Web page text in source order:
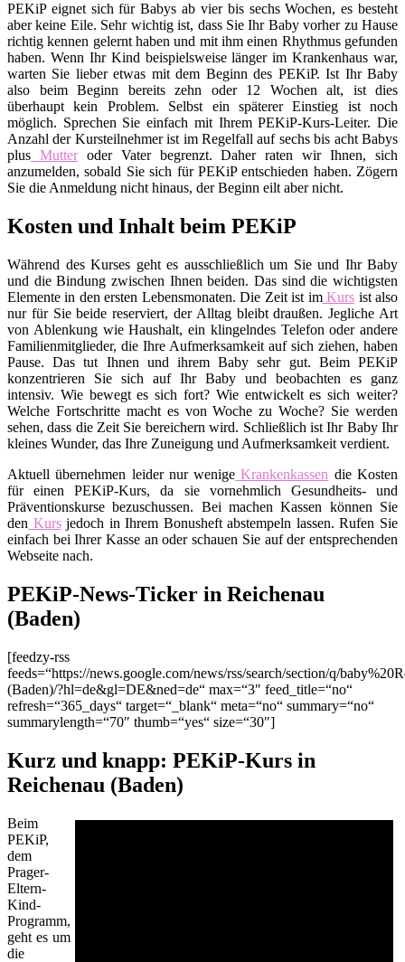
PEKiP eignet sich für Babys ab vier bis sechs Wochen, es besteht
aber keine Eile. Sehr wichtig ist, dass Sie Ihr Baby vorher zu Hause
richtig kennen gelernt haben und mit ihm einen Rhythmus gefunden
haben. Wenn Ihr Kind beispielsweise länger im Krankenhaus war,
warten Sie lieber etwas mit dem Beginn des PEKiP. Ist Ihr Baby
also beim Beginn bereits zehn oder 12 Wochen alt, ist dies
überhaupt kein Problem. Selbst ein späterer Einstieg ist noch
möglich. Sprechen Sie einfach mit Ihrem PEKiP-Kurs-Leiter. Die
Anzahl der Kursteilnehmer ist im Regelfall auf sechs bis acht Babys
plus Mutteroder Vater begrenzt. Daher raten wir Ihnen, sich
anzumelden, sobald Sie sich für PEKiP entschieden haben. Zögern
Sie die Anmeldung nicht hinaus, der Beginn eilt aber nicht.
Kosten und Inhalt beim PEKiP
Während des Kurses geht es ausschließlich um Sie und Ihr Baby
und die Bindung zwischen Ihnen beiden. Das sind die wichtigsten
Elemente in den ersten Lebensmonaten. Die Zeit ist imKurs ist also
nur für Sie beide reserviert, der Alltag bleibt draußen. Jegliche Art
von Ablenkung wie Haushalt, ein klingelndes Telefon oder andere
Familienmitglieder, die Ihre Aufmerksamkeit auf sich ziehen, haben
Pause. Das tut Ihnen und ihrem Baby sehr gut. Beim PEKiP
konzentrieren Sie sich auf Ihr Baby und beobachten es ganz
intensiv. Wie bewegt es sich fort? Wie entwickelt es sich weiter?
Welche Fortschritte macht es von Woche zu Woche? Sie werden
sehen, dass die Zeit Sie bereichern wird. Schließlich ist Ihr Baby Ihr
kleines Wunder, das Ihre Zuneigung und Aufmerksamkeit verdient.
Aktuell übernehmen leider nur wenige Krankenkassen die Kosten
für einen PEKiP-Kurs, da sie vornehmlich Gesundheits- und
Präventionskurse bezuschussen. Bei machen Kassen können Sie
den Kursjedoch in Ihrem Bonusheft abstempeln lassen. Rufen Sie
einfach bei Ihrer Kasse an oder schauen Sie auf der entsprechenden
Webseite nach.
PEKiP-News-Ticker in Reichenau
(Baden)
[feedzy-rss
feeds=“https://news.google.com/news/rss/search/section/q/
(Baden)/?hl=de&gl=DE&ned=de“ max=“3″ feed_title=“no“
refresh=“365_days“ target=“_blank“ meta=“no“ summary=“no“
summarylength=“70″ thumb=“yes“ size=“30″]
Kurz und knapp: PEKiP-Kurs in
Reichenau (Baden)
Beim
PEKiP,
dem
Prager-
Eltern-
Kind-
Programm,
geht es um
die